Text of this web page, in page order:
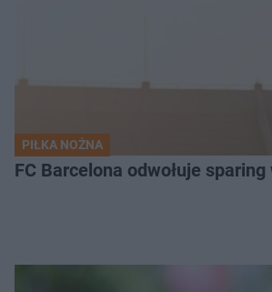
PIŁKA NOŻNA
FC Barcelona odwołuje